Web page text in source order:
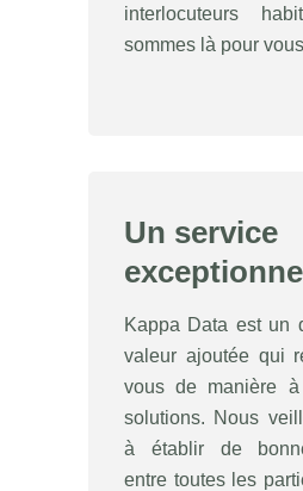
interlocuteurs
sommes là pour
Un service
Kappa Data est un
valeur ajoutée qui
vous de manière
solutions. Nous
à établir de
entre toutes les